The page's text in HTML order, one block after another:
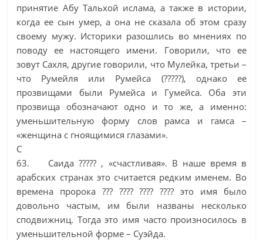
принятие Абу Тальхой ислама, а также в истории,
когда ее сын умер, а она не сказала об этом сразу
своему мужу. Историки разошлись во мнениях по
поводу ее настоящего имени. Говорили, что ее
зовут Сахля, другие говорили, что Мулейка, третьи –
что Румейля или Румейса (?????), однако ее
прозвищами были Румейса и Гумейса. Оба эти
прозвища обозначают одно и то же, а именно:
уменьшительную форму слов рамса и гамса –
«женщина с гноящимися глазами».
С
63. Саида ????? , «счастливая». В наше время в
арабских странах это считается редким именем. Во
времена пророка ??? ???? ???? ???? это имя было
довольно частым, им были названы несколько
сподвижниц. Тогда это имя часто произносилось в
уменьшительной форме – Суэйда.